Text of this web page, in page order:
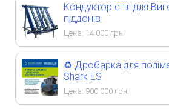
Кондуктор стіл для
піддонів
Цена: 14 000 грн.
♻️ Дробарка для
Shark ES
Цена: 900 000 грн.